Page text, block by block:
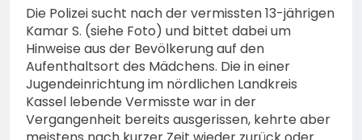
– Rund 45 Einsatzkräfte
sicherten in schwierigem
Gelände die Flanken des
Brandgebietes
Fahrzeuge und getuntes E-
Bike aus dem Verkehr
gezogen – TRuP-
Spezialisten decken gleich
mehrere Verstöße auf
6. August 2026
POL-WI: Brand eines
Wohnmobils führt zu einer
langen Sperrung der A3
bei Niedernhausen
5. August 2026
POL-NH: Schwalm-Eder-
Kreis: 74-jähriger Claus-
Die Polizei sucht nach der vermissten 13-jährigen
Kamar S. (siehe Foto) und bittet dabei um
Hinweise aus der Bevölkerung auf den
Aufenthaltsort des Mädchens. Die in einer
Jugendeinrichtung im nördlichen Landkreis
Kassel lebende Vermisste war in der
Vergangenheit bereits ausgerissen, kehrte aber